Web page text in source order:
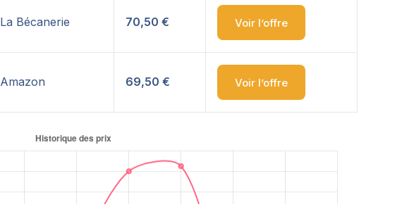
La Bécanerie 70,50 € Voir l’offre
Amazon 69,50 € Voir l’offre